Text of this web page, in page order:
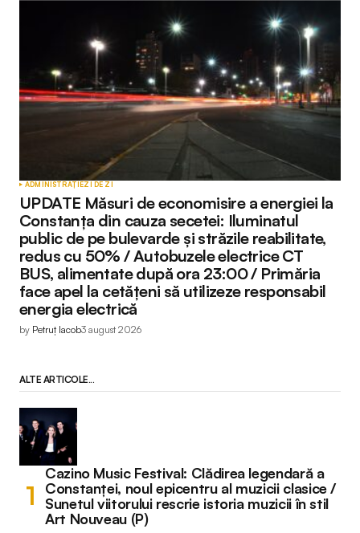
ADMINISTRAȚIEZI DE ZI
UPDATE Măsuri de economisire a energiei la
Constanța din cauza secetei: Iluminatul
public de pe bulevarde și străzile reabilitate,
redus cu 50% / Autobuzele electrice CT
BUS, alimentate după ora 23:00 / Primăria
face apel la cetățeni să utilizeze responsabil
energia electrică
by Petruț Iacob3 august 2026
ALTE ARTICOLE...
Cazino Music Festival: Clădirea legendară a
Constanței, noul epicentru al muzicii clasice /
Sunetul viitorului rescrie istoria muzicii în stil
Art Nouveau (P)